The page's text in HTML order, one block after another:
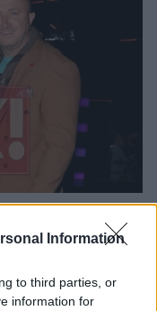
Information
to third parties, or
information for
το 4ο live για